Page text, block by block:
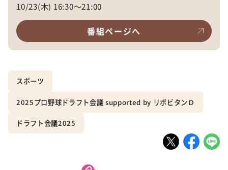
10/23(木) 16:30～21:00
番組ページへ
スポーツ
2025プロ野球ドラフト会議 supported by リポビタンＤ
ドラフト会議2025